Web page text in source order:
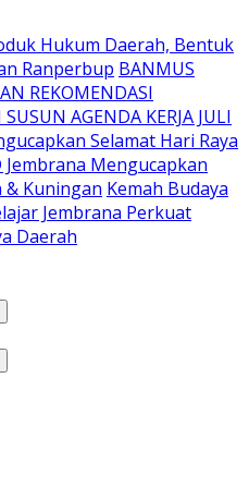
Hukum Daerah, Bentuk
Ranperbup BANMUS
REKOMENDASI
AGENDA KERJA JULI
Selamat Hari Raya
Jembrana Mengucapkan
& Kuningan Kemah Budaya
Jembrana Perkuat
Daerah